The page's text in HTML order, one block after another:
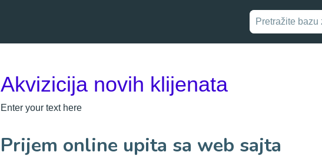
Akvizicija novih klijenata
Enter your text here
Prijem online upita sa web sajta